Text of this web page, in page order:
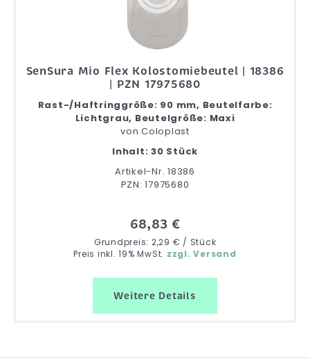
SenSura Mio Flex Kolostomiebeutel | 18386
| PZN 17975680
Rast-/Haftringgröße: 90 mm, Beutelfarbe:
Lichtgrau, Beutelgröße: Maxi
vonColoplast
Inhalt: 30 Stück
Artikel-Nr. 18386
PZN: 17975680
68,83 €
Grundpreis: 2,29 € / Stück
Preis inkl. 19% MwSt. zzgl. Versand
Weitere Details